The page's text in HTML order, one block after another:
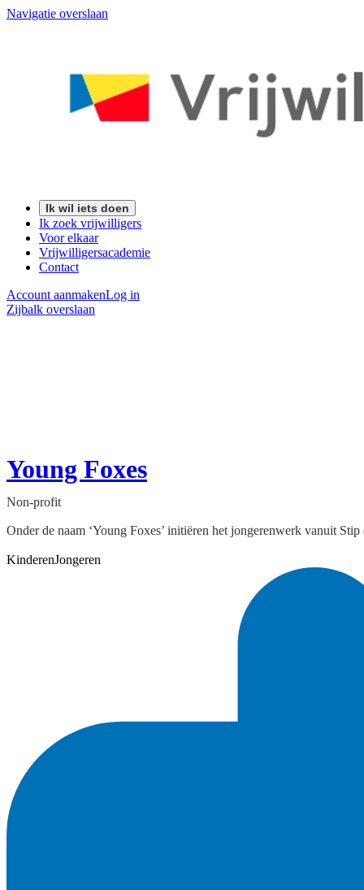
Navigatie overslaan
Ik wil iets doen
Ik zoek vrijwilligers
Voor elkaar
Vrijwilligersacademie
Contact
Account aanmakenLog in
Zijbalk overslaan
Young Foxes
Non-profit
Onder de naam ‘Young Foxes’ initiëren het jongerenwerk vanuit
KinderenJongeren